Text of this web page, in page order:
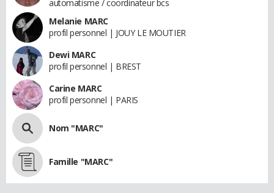
automatisme / coordinateur bcs
Melanie MARC
profil personnel | JOUY LE MOUTIER
Dewi MARC
profil personnel | BREST
Carine MARC
profil personnel | PARIS
Nom "MARC"
Famille "MARC"